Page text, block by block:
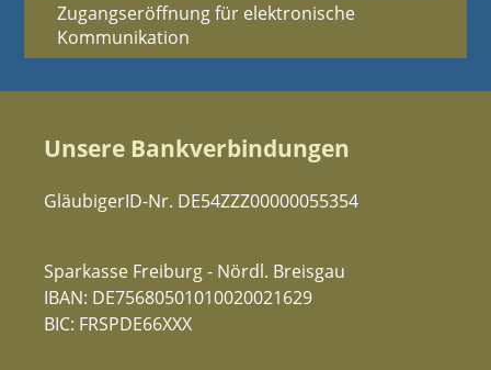
Zugangseröffnung für elektronische
Kommunikation
Unsere Bankverbindungen
GläubigerID-Nr. DE54ZZZ00000055354
Sparkasse Freiburg - Nördl. Breisgau
IBAN: DE75680501010020021629
BIC: FRSPDE66XXX